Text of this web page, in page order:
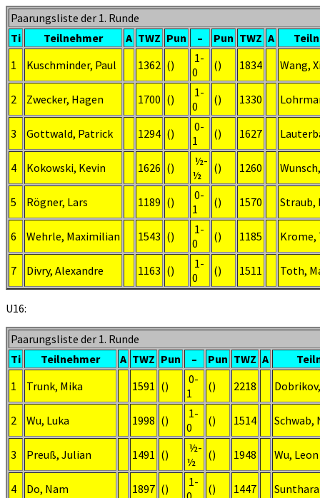
Paarungsliste der 1. Runde
Ti
Teilnehmer A TWZ Pun – Pun TWZ A
1
Kuschminder, Paul 1362 ()
1-
0
() 1834 Wang,
2 Zwecker, Hagen 1700 ()
1-
0
() 1330
3 Gottwald, Patrick 1294 ()
0-
1
() 1627
4 Kokowski, Kevin 1626 ()
½-
½
() 1260
5 Rögner, Lars 1189 ()
0-
1
() 1570 Straub,
6 Wehrle, Maximilian 1543 ()
1-
0
() 1185 Krome,
7 Divry, Alexandre 1163 ()
1-
0
() 1511 Toth,
U16:
Paarungsliste der 1. Runde
Ti
Teilnehmer A TWZ Pun – Pun TWZ A
1
Trunk, Mika 1591 ()
0-
1
() 2218
2 Wu, Luka 1998 ()
1-
0
() 1514 Schwab,
3 Preuß, Julian 1491 ()
½-
½
() 1948 Wu, Leon
4 Do, Nam 1897 ()
1-
() 1447